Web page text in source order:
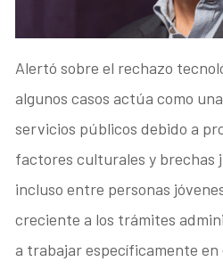
Alertó sobre el rechazo
algunos casos actúa como
servicios públicos debido a
factores culturales y brechas
incluso entre personas
creciente a los trámites
a trabajar específicamente en